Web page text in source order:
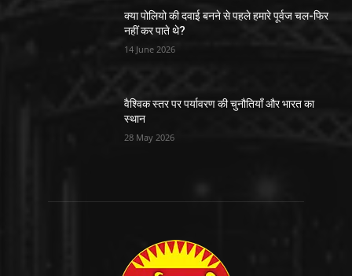
क्या पोलियो की दवाई बनने से पहले हमारे पूर्वज चल-फिर
नहीं कर पाते थे?
14 June 2026
वैश्विक स्तर पर पर्यावरण की चुनौतियाँ और भारत का
स्थान
28 May 2026